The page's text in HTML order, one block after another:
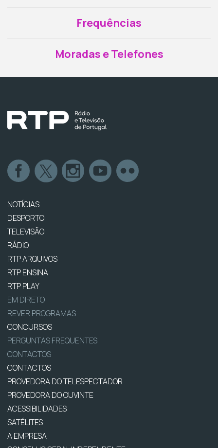
Frequências
Moradas e Telefones
NOTÍCIAS
DESPORTO
TELEVISÃO
RÁDIO
RTP ARQUIVOS
RTP ENSINA
RTP PLAY
EM DIRETO
REVER PROGRAMAS
CONCURSOS
PERGUNTAS FREQUENTES
CONTACTOS
CONTACTOS
PROVEDORA DO TELESPECTADOR
PROVEDORA DO OUVINTE
ACESSIBILIDADES
SATÉLITES
A EMPRESA